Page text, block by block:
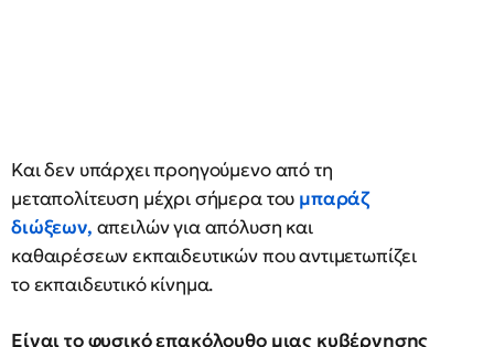
Και δεν υπάρχει προηγούμενο από τη
μεταπολίτευση μέχρι σήμερα του μπαράζ
διώξεων, απειλών για απόλυση και
καθαιρέσεων εκπαιδευτικών που αντιμετωπίζει
το εκπαιδευτικό κίνημα.
Είναι το φυσικό επακόλουθο μιας κυβέρνησης